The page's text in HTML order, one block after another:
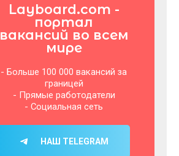
Layboard.com -
портал
вакансий во всем
мире
- Больше 100 000 вакансий за
границей
- Прямые работодатели
- Социальная сеть
НАШ TELEGRAM